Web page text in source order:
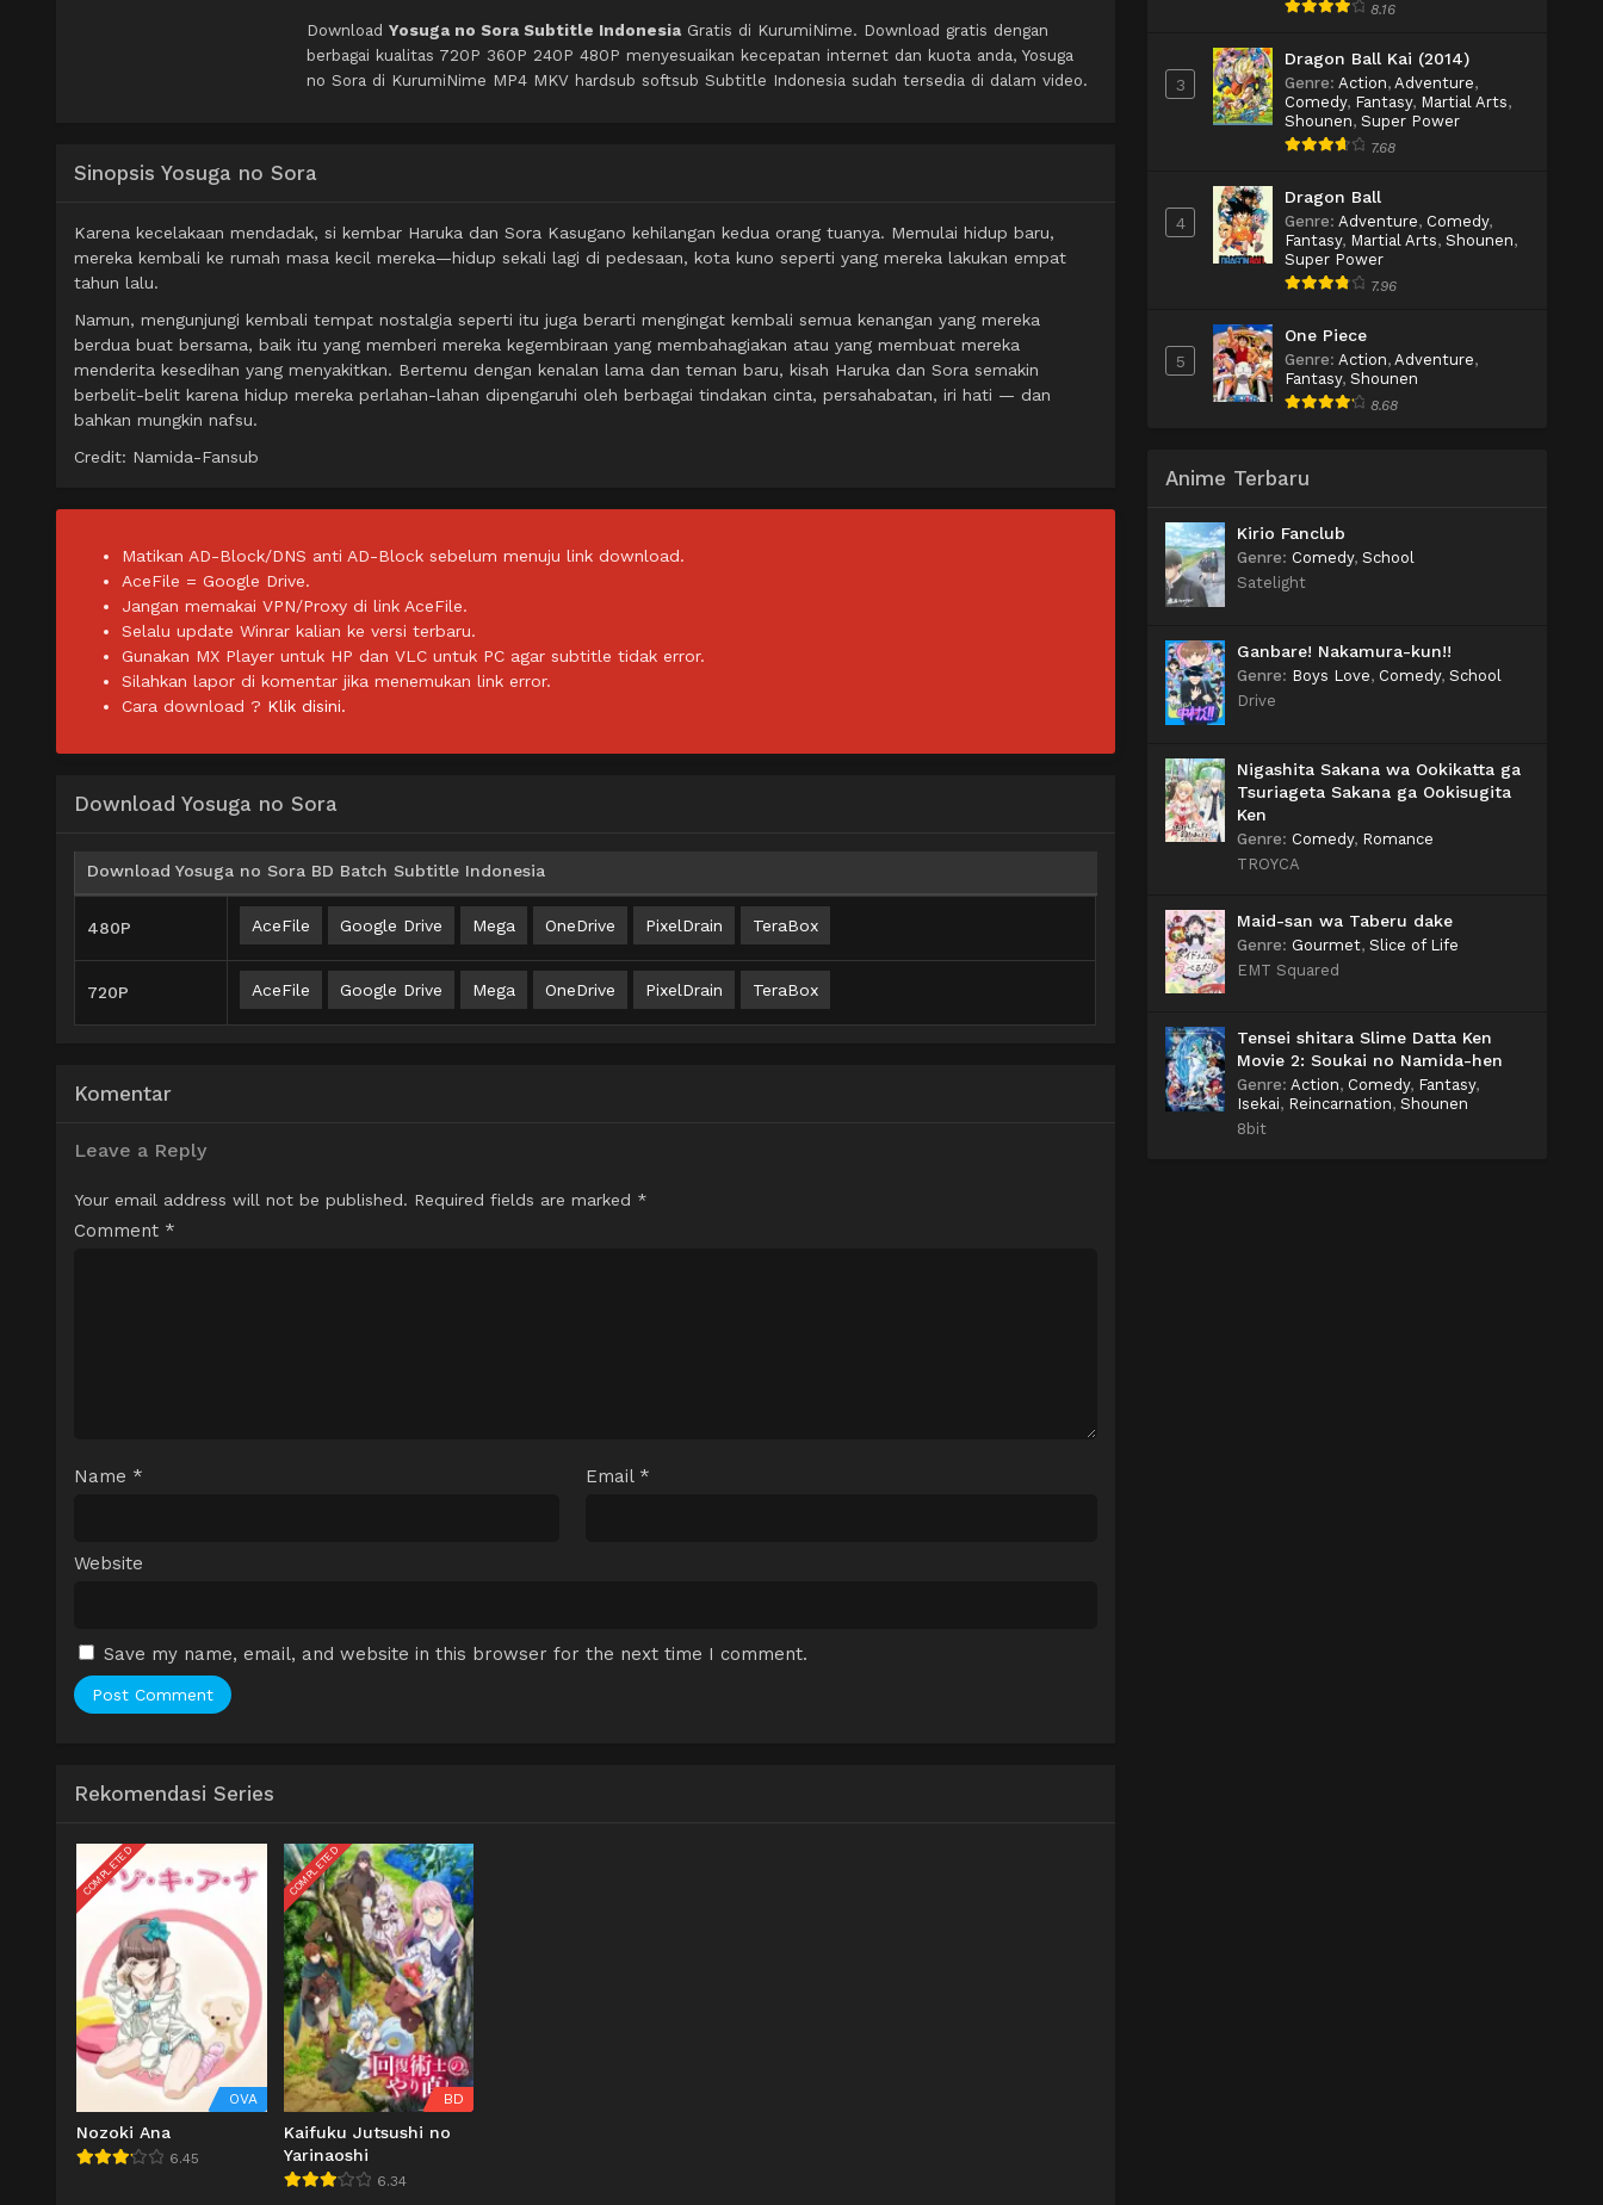
Download Yosuga no Sora Subtitle Indonesia Gratis di KurumiNime. Download gratis dengan
berbagai kualitas 720P 360P 240P 480P menyesuaikan kecepatan internet dan kuota anda, Yosuga
no Sora di KurumiNime MP4 MKV hardsub softsub Subtitle Indonesia sudah tersedia di dalam video.
Sinopsis Yosuga no Sora
Karena kecelakaan mendadak, si kembar Haruka dan Sora Kasugano kehilangan kedua orang tuanya. Memulai hidup baru,
mereka kembali ke rumah masa kecil mereka—hidup sekali lagi di pedesaan, kota kuno seperti yang mereka lakukan empat
tahun lalu.
Namun, mengunjungi kembali tempat nostalgia seperti itu juga berarti mengingat kembali semua kenangan yang mereka
berdua buat bersama, baik itu yang memberi mereka kegembiraan yang membahagiakan atau yang membuat mereka
menderita kesedihan yang menyakitkan. Bertemu dengan kenalan lama dan teman baru, kisah Haruka dan Sora semakin
berbelit-belit karena hidup mereka perlahan-lahan dipengaruhi oleh berbagai tindakan cinta, persahabatan, iri hati — dan
bahkan mungkin nafsu.
Credit: Namida-Fansub
Matikan AD-Block/DNS anti AD-Block sebelum menuju link download.
AceFile = Google Drive.
Jangan memakai VPN/Proxy di link AceFile.
Selalu update Winrar kalian ke versi terbaru.
Gunakan MX Player untuk HP dan VLC untuk PC agar subtitle tidak error.
Silahkan lapor di komentar jika menemukan link error.
Cara download ? Klik disini.
Download Yosuga no Sora
Download Yosuga no Sora BD Batch Subtitle Indonesia
480P AceFile Google Drive Mega OneDrive PixelDrain TeraBox
720P AceFile Google Drive Mega OneDrive PixelDrain TeraBox
Komentar
Leave a Reply
Your email address will not be published. Required fields are marked *
Comment *
Name * Email *
Website
Save my name, email, and website in this browser for the next time I comment.
Rekomendasi Series
COMPLETED
OVA
Nozoki Ana
6.45
COMPLETED
BD
Kaifuku Jutsushi no
Yarinaoshi
6.34
8.16
3
Dragon Ball Kai (2014)
Genre: Action, Adventure,
Comedy, Fantasy, Martial Arts,
Shounen, Super Power
7.68
4
Dragon Ball
Genre: Adventure, Comedy,
Fantasy, Martial Arts, Shounen,
Super Power
7.96
5
One Piece
Genre: Action, Adventure,
Fantasy, Shounen
8.68
Anime Terbaru
Kirio Fanclub
Genre: Comedy, School
Satelight
Ganbare! Nakamura-kun!!
Genre: Boys Love, Comedy, School
Drive
Nigashita Sakana wa Ookikatta ga
Tsuriageta Sakana ga Ookisugita
Ken
Genre: Comedy, Romance
TROYCA
Maid-san wa Taberu dake
Genre: Gourmet, Slice of Life
EMT Squared
Tensei shitara Slime Datta Ken
Movie 2: Soukai no Namida-hen
Genre: Action, Comedy, Fantasy,
Isekai, Reincarnation, Shounen
8bit